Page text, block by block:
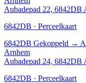
Aubadepad 22, 6842DB
6842DB · Perceelkaart
6842DB Gekoppeld →
Arnhem
Aubadepad 24, 6842DB
6842DB · Perceelkaart